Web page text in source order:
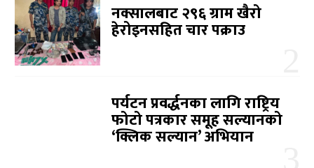
नक्सालबाट २९६ ग्राम खैरो
हेरोइनसहित चार पक्राउ
पर्यटन प्रवर्द्धनका लागि राष्ट्रिय
फोटो पत्रकार समूह सल्यानको
‘क्लिक सल्यान’ अभियान